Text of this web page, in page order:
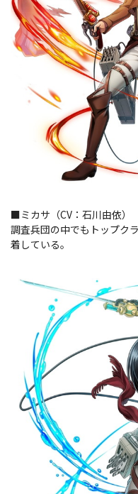
■ミカサ（CV：石川由依）
調査兵団の中でもトップク
着している。